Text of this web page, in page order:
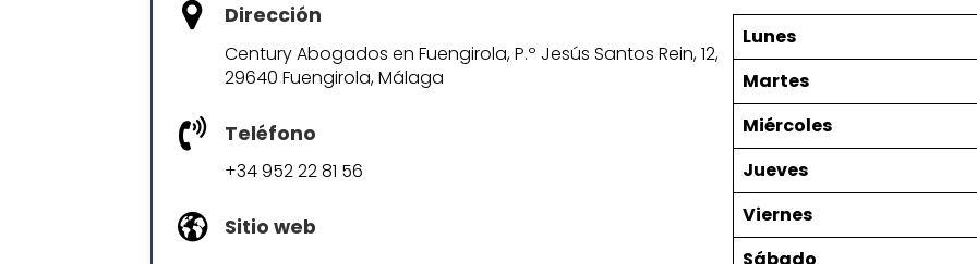
Dirección
Century Abogados en Fuengirola, P.º Jesús Santos Rein, 12,
29640 Fuengirola, Málaga
Teléfono
+34 952 22 81 56
Sitio web
Lunes
Martes
Miércoles
Jueves
Viernes
Sábado